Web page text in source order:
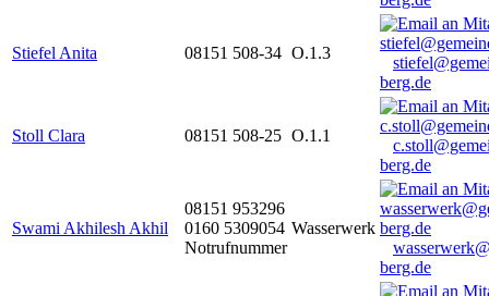
Stiefel Anita 08151 508-34 O.1.3
berg.de
Stoll Clara 08151 508-25 O.1.1
berg.de
Swami Akhilesh Akhil
08151 953296
0160 5309054
Notrufnummer
Wasserwerk
berg.de